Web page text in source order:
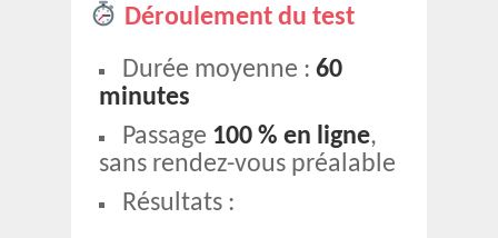
Déroulement du test
Durée moyenne : 60
minutes
Passage 100 % en ligne,
sans rendez-vous préalable
Résultats :